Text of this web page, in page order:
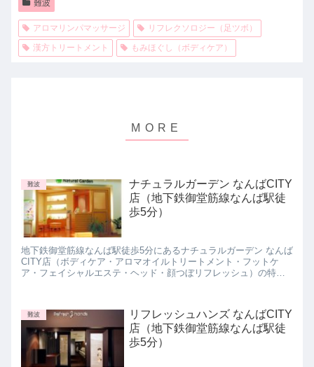
難波
アロマリンパマッサージ
リフレクソロジー（足ツボ）
漢方トリートメント
もみほぐし（ボディケア）
難波
ナチュラルガーデン なんばCITY
店（地下鉄御堂筋線なんば駅徒
歩5分）
地下鉄御堂筋線なんば駅徒歩5分にあるナチュラルガーデン なんば
CITY店（ボディケア・アロマオイルトリートメント・フットケ
ア・フェイシャルエステ・ヘッド・顔つぼリフレッシュ）の特徴
難波
リフレッシュハンズ なんばCITY
店（地下鉄御堂筋線なんば駅徒
歩5分）